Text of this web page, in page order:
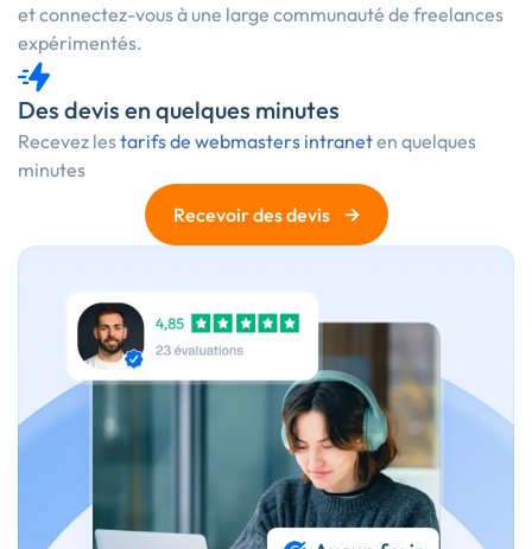
et connectez-vous à une large communauté de freelances
expérimentés.
Des devis en quelques minutes
Recevez lestarifs de webmasters intraneten quelques
minutes
Recevoir des devis
→